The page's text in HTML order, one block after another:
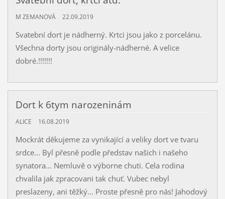
M ZEMANOVÁ 22.09.2019
Svatební dort je nádherný. Krtci jsou jako z porcelánu.
Všechna dorty jsou originály-nádherné. A velice
dobré.!!!!!!!
Dort k 6tym narozeninám
ALICE 16.08.2019
Mockrát děkujeme za vynikající a veliky dort ve tvaru
srdce... Byl přesně podle představ našich i našeho
synatora... Nemluvě o výborne chuti. Cela rodina
chvalila jak zpracovani tak chuť. Vubec nebyl
preslazeny, ani těžký... Proste přesně pro nás! Jahodový